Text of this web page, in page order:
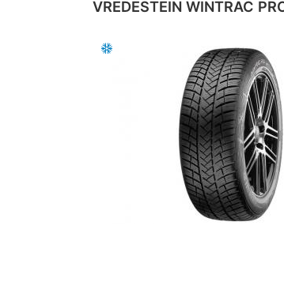
VREDESTEIN WINTRAC